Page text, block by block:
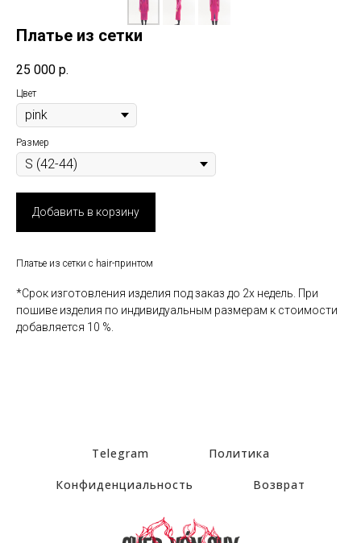
Платье из сетки
25 000 р.
Цвет
Размер
Добавить в корзину
Платье из сетки с hair-принтом
*Срок изготовления изделия под заказ до 2х недель. При
пошиве изделия по индивидуальным размерам к стоимости
добавляется 10 %.
Telegram Политика
Конфиденциальность Возврат